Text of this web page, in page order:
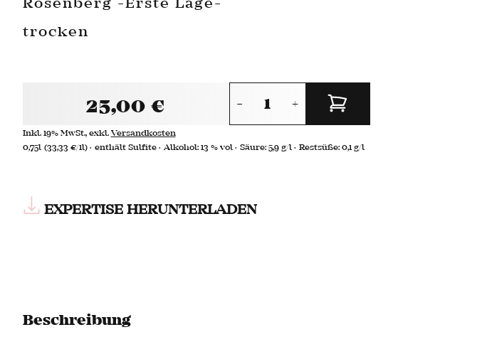
trocken
25,00 €
Inkl. 19% MwSt., exkl. Versandkosten
- +
0,75l (33,33 €/1l) enthält Sulfite Alkohol: 13 % vol Säure: 5,9 g/l Restsüße: 0,1 g/l
EXPERTISE HERUNTERLADEN
Beschreibung